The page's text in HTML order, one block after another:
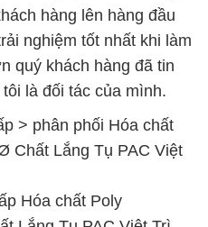
hàng lên hàng đầu
nghiệm tốt nhất khi làm
quý khách hàng đã tin
là đối tác của mình.
> phân phối Hóa chất
Chất Lắng Tụ PAC Việt
Hóa chất Poly